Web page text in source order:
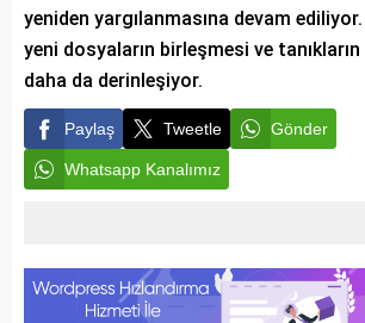
yeniden yargılanmasına devam
yeni dosyaların birleşmesi ve
daha da derinleşiyor.
Paylaş Tweetle Gönder
Whatsapp Kanalımız